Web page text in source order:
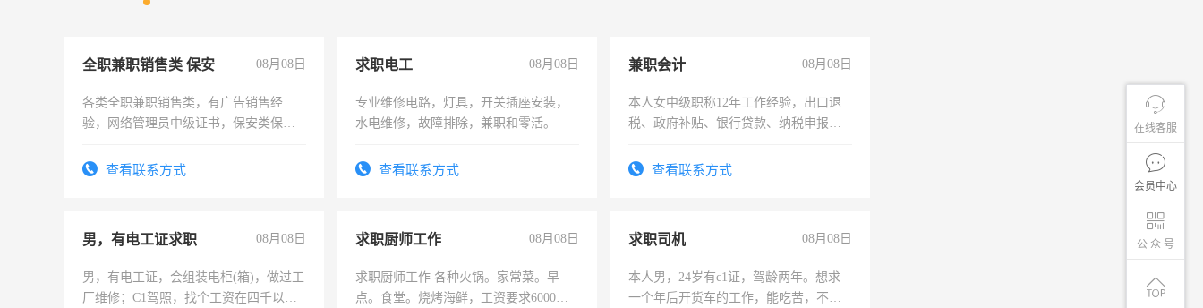
在线客服
会员中心
公 众 号
全职兼职销售类 保安 08月08日
各类全职兼职销售类，有广告销售经
验，网络管理员中级证书，保安类保安
有高低压电工证和十几年工作经验
查看联系方式
求职电工 08月08日
专业维修电路，灯具，开关插座安装，
水电维修，故障排除，兼职和零活。
查看联系方式
兼职会计 08月08日
本人女中级职称12年工作经验，出口退
税、政府补贴、银行贷款、纳税申报、
务，财务咨询等业务。欲求兼职会计工
查看联系方式
男，有电工证求职 08月08日
男，有电工证，会组装电柜(箱)，做过工
厂维修；C1驾照，找个工资在四千以
求职厨师工作 08月08日
求职厨师工作 各种火锅。家常菜。早
点。食堂。烧烤海鲜，工资要求6000以
求职司机 08月08日
本人男，24岁有c1证，驾龄两年。想求
一个年后开货车的工作，能吃苦，不怕